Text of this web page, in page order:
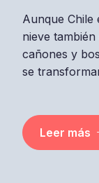
Aunque Chile
nieve
cañones y
se
Leer más